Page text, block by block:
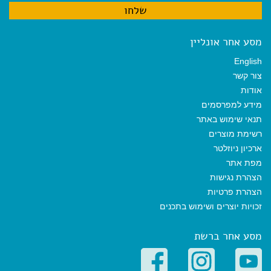
מסע אחר אונליין
English
צור קשר
אודות
מידע למפרסמים
תנאי שימוש באתר
רשימת מוצרים
ארכיון ניוזלטר
מפת אתר
הצהרת נגישות
הצהרת פרטיות
זכויות יוצרים ושימוש בתכנים
מסע אחר ברשת